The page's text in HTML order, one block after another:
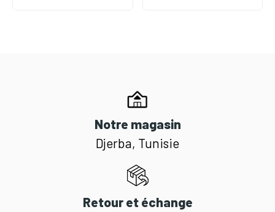
Notre magasin
Djerba, Tunisie
Retour et échange